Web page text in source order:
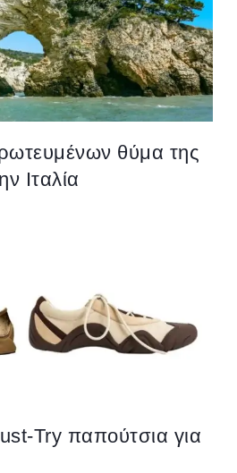
θύμα της
Ιταλία
Try παπούτσια για